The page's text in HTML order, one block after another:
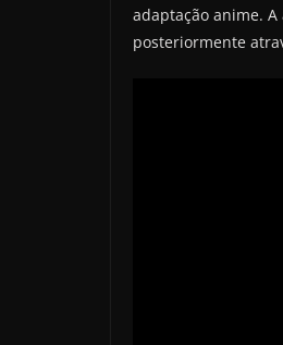
adaptação anime.
posteriormente